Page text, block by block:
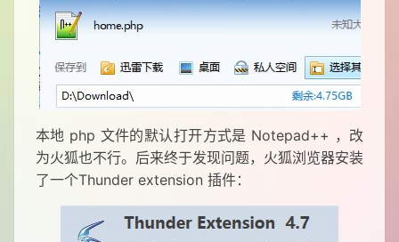
本地 php 文件的默认打开方式是 Notepad++ ，改
为火狐也不行。后来终于发现问题，火狐浏览器安装
了一个Thunder extension 插件：